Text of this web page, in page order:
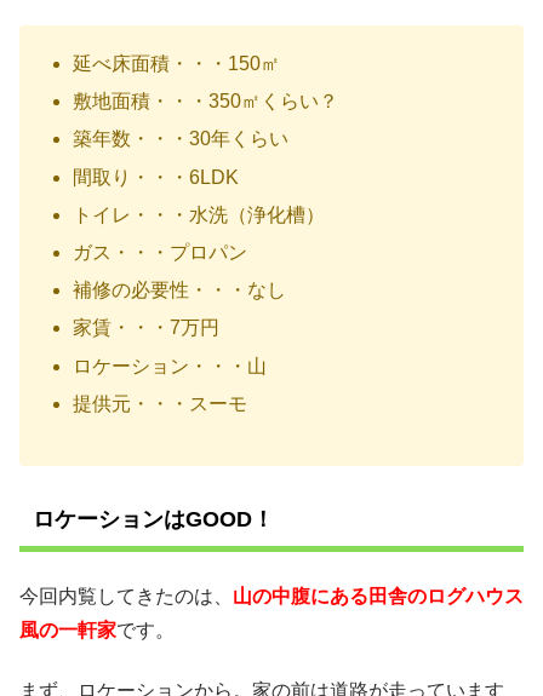
延べ床面積・・・150㎡
敷地面積・・・350㎡くらい？
築年数・・・30年くらい
間取り・・・6LDK
トイレ・・・水洗（浄化槽）
ガス・・・プロパン
補修の必要性・・・なし
家賃・・・7万円
ロケーション・・・山
提供元・・・スーモ
ロケーションはGOOD！
今回内覧してきたのは、 山の中腹にある田舎のログハウス
風の一軒家です。
まず、ロケーションから。家の前は道路が走っています